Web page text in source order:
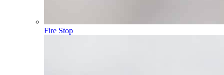
Fire Stop